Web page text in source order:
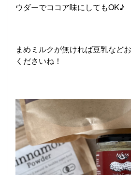
ウダーでココア味にしてもOK♪
まめミルクが無ければ豆乳など
くださいね！